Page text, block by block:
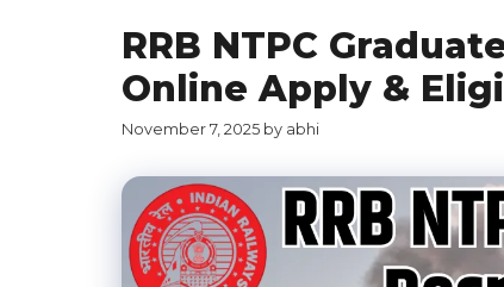
RRB NTPC
Online Apply &
November 7, 2025 by abhi